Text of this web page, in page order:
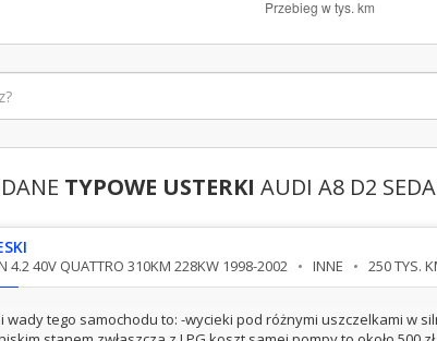
TYPOWE USTERKI AUDI A8 D2
4.2 40V QUATTRO 310KM 228KW 1998-2002 INNE 250 TYS.
wady tego samochodu to: -wycieki pod różnymi uszczelkami w